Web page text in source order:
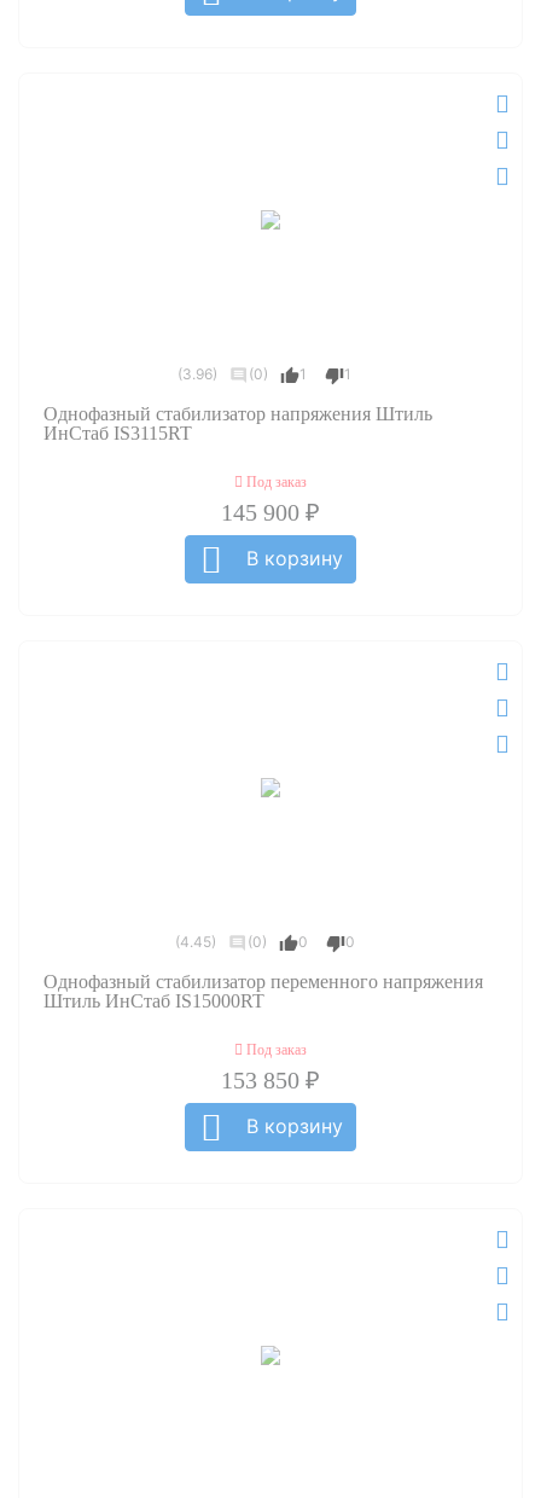
(3.96) (0) 1 1
Однофазный стабилизатор напряжения Штиль
ИнСтаб IS3115RT
Под заказ
145 900 ₽
В корзину
(4.45) (0) 0 0
Однофазный стабилизатор переменного напряжения
Штиль ИнСтаб IS15000RT
Под заказ
153 850 ₽
В корзину